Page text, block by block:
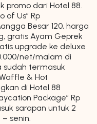
promo dari Hotel 88.
of Us” Rp
Besar 120, harga
gratis Ayam Geprek
upgrade ke deluxe
net/malam di
sudah termasuk
& Hot
di Hotel 88
Package” Rp
sarapan untuk 2
senin.